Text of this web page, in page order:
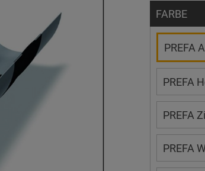
FARBE
PREFA
PREFA
PREFA
PREFA